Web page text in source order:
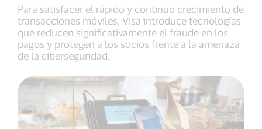
Para satisfacer el rápido y continuo crecimiento de
transacciones móviles, Visa introduce tecnologías
que reducen significativamente el fraude en los
pagos y protegen a los socios frente a la amenaza
de la ciberseguridad.